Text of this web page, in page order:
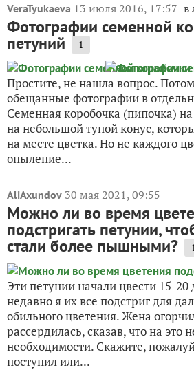
VeraTyukaeva 13 июля 2016, 17:57 в
Фотографии семенной
петуний 1
Простите, не нашла вопрос.
обещанные фотографии в
Семенная коробочка (пипочка)
на небольшой тупой конус,
на месте цветка. Но не каждого
опыление...
AliAxundov 30 мая 2021, 09:55
Можно ли во время
подстригать петунии,
стали более пышными?
Эти петунии начали цвести 15-20
недавно я их все подстриг для
обильного цветения. Жена
рассердилась, сказав, что на это
необходимости. Скажите,
поступил или...